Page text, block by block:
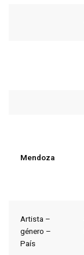
Mendoza
Artista –
género –
País